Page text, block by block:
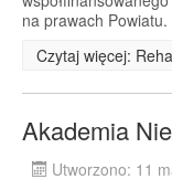
na prawach Powiatu.
Czytaj więcej:
Akademia
Utworzono: 11